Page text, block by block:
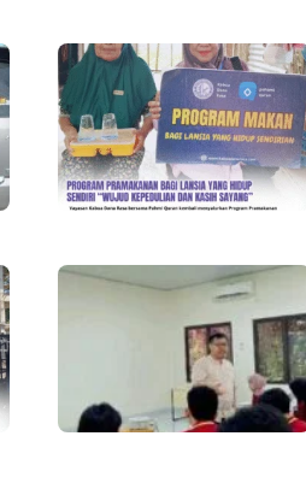
Bantuan
Pendidikan
Untuk Adik
Della
Khayrunisa
Read More »
Air Bersih
Akhirat
Read More »